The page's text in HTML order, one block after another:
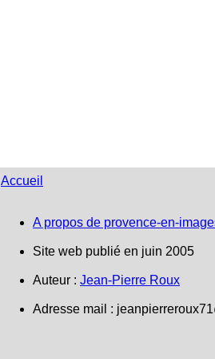
Accueil
A propos de provence-en-
Site web publié en juin 2005
Auteur : Jean-Pierre Roux
Adresse mail :